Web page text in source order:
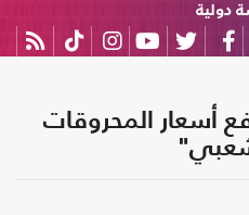
دولية
أسعار المحروقات